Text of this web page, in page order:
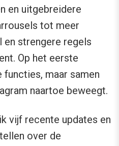
en uitgebreidere
tot meer
strengere regels
Op het eerste
maar samen
naartoe beweegt.
vijf recente updates en
over de